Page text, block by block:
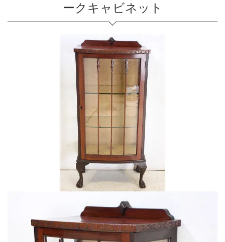
ークキャビネット